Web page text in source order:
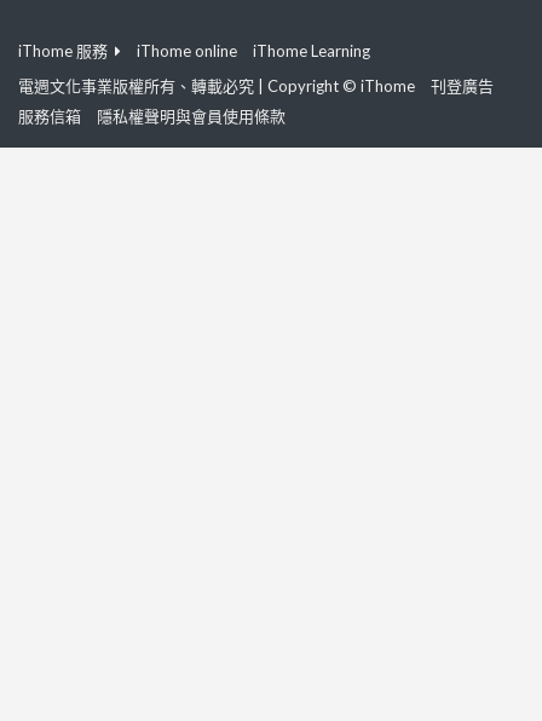
iThome 服務 iThome online
iThome Learning
電週文化事業版權所有、轉載必究 | Copyright © iThome
刊登廣告
服務信箱
隱私權聲明與會員使用條款